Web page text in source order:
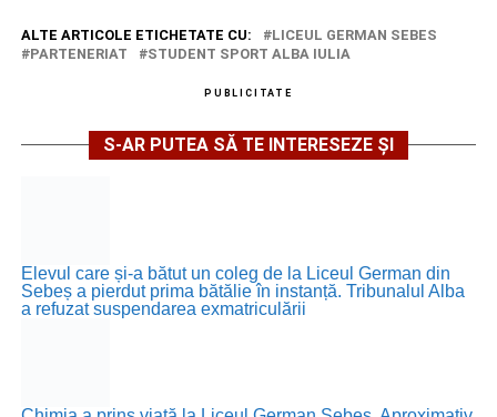
ALTE ARTICOLE ETICHETATE CU:
LICEUL GERMAN SEBES
PARTENERIAT
STUDENT SPORT ALBA IULIA
PUBLICITATE
S-AR PUTEA SĂ TE INTERESEZE ȘI
Elevul care și-a bătut un coleg de la Liceul German din
Sebeș a pierdut prima bătălie în instanță. Tribunalul Alba
a refuzat suspendarea exmatriculării